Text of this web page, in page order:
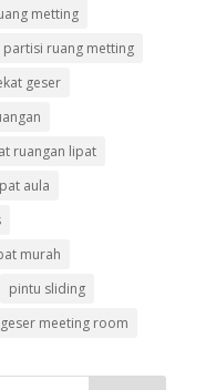
metting
partisi ruang metting
geser
ruangan lipat
aula
murah
pintu sliding
meeting room